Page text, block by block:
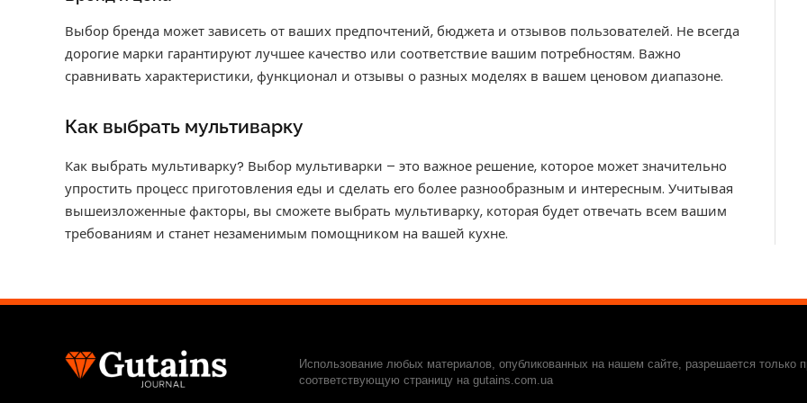
Выбор бренда может зависеть от ваших предпочтений, бюджета и отзывов пользователей. Не всегда
дорогие марки гарантируют лучшее качество или соответствие вашим потребностям. Важно
сравнивать характеристики, функционал и отзывы о разных моделях в вашем ценовом диапазоне.
Как выбрать мультиварку
Как выбрать мультиварку? Выбор мультиварки – это важное решение, которое может значительно
упростить процесс приготовления еды и сделать его более разнообразным и интересным. Учитывая
вышеизложенные факторы, вы сможете выбрать мультиварку, которая будет отвечать всем вашим
требованиям и станет незаменимым помощником на вашей кухне.
Использование любых материалов, опубликованных на нашем сайте, разрешается только
соответствующую страницу на gutains.com.ua